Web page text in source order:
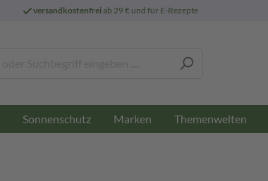
versandkostenfreiab 29 € und für E-Rezepte
Sonnenschutz Marken Themenwelten